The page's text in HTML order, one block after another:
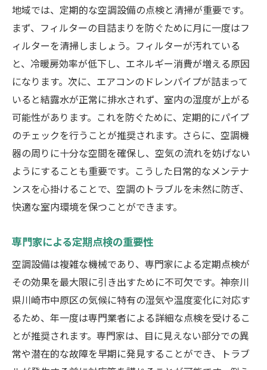
地域では、定期的な空調設備の点検と清掃が重要です。
まず、フィルターの目詰まりを防ぐために月に一度はフ
ィルターを清掃しましょう。フィルターが汚れている
と、冷暖房効率が低下し、エネルギー消費が増える原因
になります。次に、エアコンのドレンパイプが詰まって
いると結露水が正常に排水されず、室内の湿度が上がる
可能性があります。これを防ぐために、定期的にパイプ
のチェックを行うことが推奨されます。さらに、空調機
器の周りに十分な空間を確保し、空気の流れを妨げない
ようにすることも重要です。こうした日常的なメンテナ
ンスを心掛けることで、空調のトラブルを未然に防ぎ、
快適な室内環境を保つことができます。
専門家による定期点検の重要性
空調設備は複雑な機械であり、専門家による定期点検が
その効果を最大限に引き出すために不可欠です。神奈川
県川崎市中原区の気候に特有の湿気や温度変化に対応す
るため、年一度は専門業者による詳細な点検を受けるこ
とが推奨されます。専門家は、目に見えない部分での異
常や潜在的な故障を早期に発見することができ、トラブ